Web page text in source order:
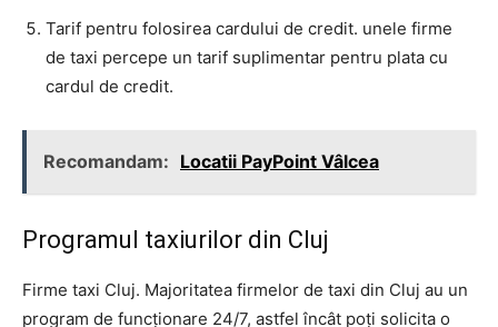
Tarif pentru folosirea cardului de credit. unele firme
de taxi percepe un tarif suplimentar pentru plata cu
cardul de credit.
Recomandam: Locatii PayPoint Vâlcea
Programul taxiurilor din Cluj
Firme taxi Cluj. Majoritatea firmelor de taxi din Cluj au un
program de funcționare 24/7, astfel încât poți solicita o